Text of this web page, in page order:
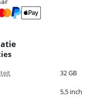
32 GB
5,5 inch